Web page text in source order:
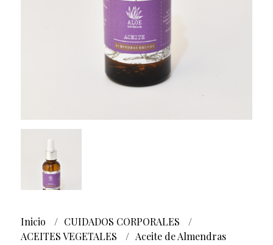
Inicio
CUIDADOS CORPORALES
ACEITES VEGETALES
Aceite de Almendras